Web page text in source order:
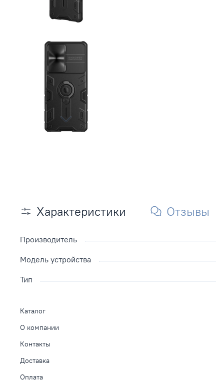
Характеристики Отзывы
Производитель
Модель устройства
Тип
Каталог
О компании
Контакты
Доставка
Оплата